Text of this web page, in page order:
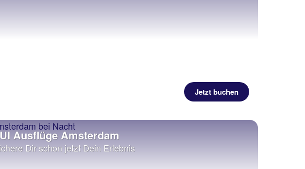
Jetzt buchen
Ausflüge Amsterdam
Dir schon jetzt Dein Erlebnis